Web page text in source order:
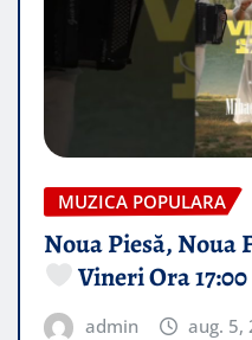
MUZICA POPULARA
Noua Piesă, Noua
Vineri Ora 17:00
admin aug. 5,